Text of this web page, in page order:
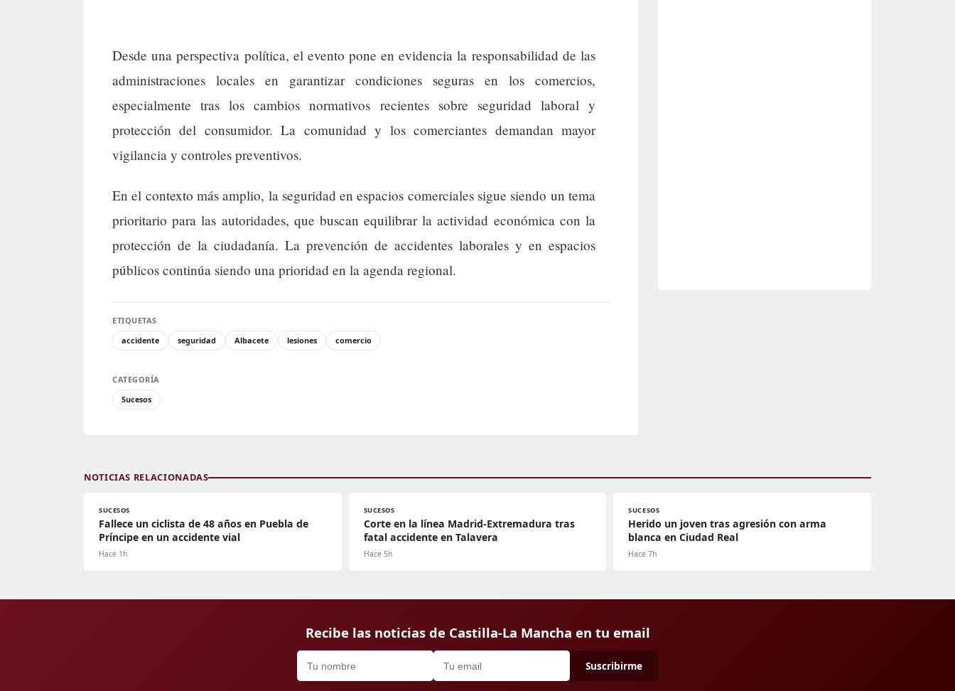
Desde una perspectiva política, el evento pone en evidencia la responsabilidad de las
administraciones locales en garantizar condiciones seguras en los comercios,
especialmente tras los cambios normativos recientes sobre seguridad laboral y
protección del consumidor. La comunidad y los comerciantes demandan mayor
vigilancia y controles preventivos.
En el contexto más amplio, la seguridad en espacios comerciales sigue siendo un tema
prioritario para las autoridades, que buscan equilibrar la actividad económica con la
protección de la ciudadanía. La prevención de accidentes laborales y en espacios
públicos continúa siendo una prioridad en la agenda regional.
ETIQUETAS
accidente
seguridad Albacete lesiones comercio
CATEGORÍA
Sucesos
NOTICIAS RELACIONADAS
SUCESOS
Fallece un ciclista de 48 años en Puebla de
Príncipe en un accidente vial
Hace 1h
SUCESOS
Corte en la línea Madrid-Extremadura tras
fatal accidente en Talavera
Hace 5h
SUCESOS
Herido un joven tras agresión con arma
blanca en Ciudad Real
Hace 7h
Recibe las noticias de Castilla-La Mancha en tu email
Suscribirme